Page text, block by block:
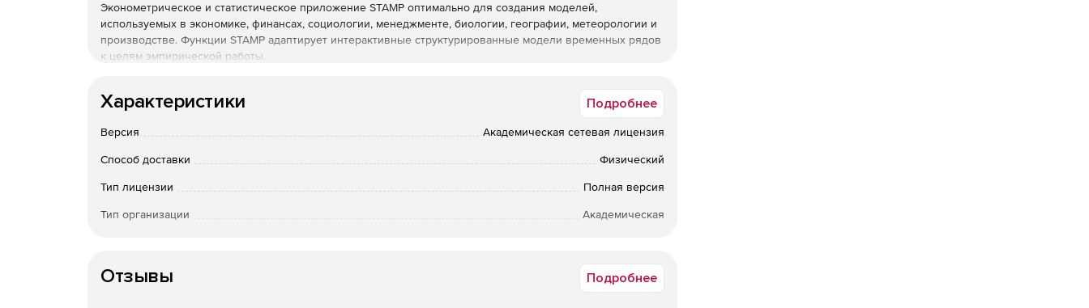
Эконометрическое и статистическое приложение STAMP оптимально для создания моделей,
используемых в экономике, финансах, социологии, менеджменте, биологии, географии, метеорологии и
производстве. Функции STAMP адаптирует интерактивные структурированные модели временных рядов
к целям эмпирической работы.
Построение одно- и многомерных моделей временных рядов.
Выбор и интерпретация созданных структурированных моделей.
требуемых компонентов.
Характеристики Подробнее
Версия Академическая сетевая лицензия
Способ доставки Физический
Тип лицензии Полная версия
Тип организации Академическая
Особенности доставки
вопросам приобретения предыдущих коробочных версий обращайтесь к
менеджерам Softline.
Отзывы Подробнее